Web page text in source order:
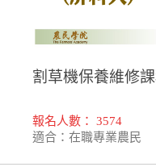
割草機保養維修
報名人數： 3574
適合：在職專業農民